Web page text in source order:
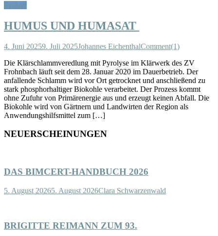
Feature
HUMUS UND HUMASAT
4. Juni 20259. Juli 2025Johannes EichenthalComment(1)
Die Klärschlammveredlung mit Pyrolyse im Klärwerk des ZV
Frohnbach läuft seit dem 28. Januar 2020 im Dauerbetrieb. Der
anfallende Schlamm wird vor Ort getrocknet und anschließend zu
stark phosphorhaltiger Biokohle verarbeitet. Der Prozess kommt
ohne Zufuhr von Primärenergie aus und erzeugt keinen Abfall. Die
Biokohle wird von Gärtnern und Landwirten der Region als
Anwendungshilfsmittel zum […]
NEUERSCHEINUNGEN
DAS BIMCERT-HANDBUCH 2026
5. August 20265. August 2026Clara Schwarzenwald
BRIGITTE REIMANN ZUM 93.